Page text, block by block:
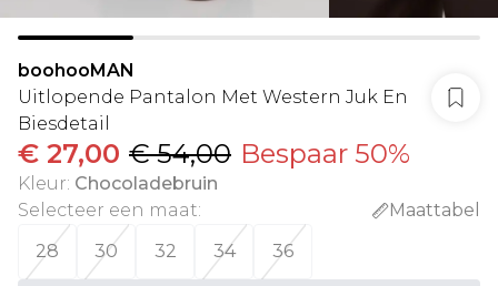
boohooMAN
Uitlopende Pantalon Met Western Juk En
Biesdetail
€ 27,00 € 54,00 Bespaar 50%
Kleur: Chocoladebruin
Selecteer een maat:
Maattabel
28
30 32 34 36